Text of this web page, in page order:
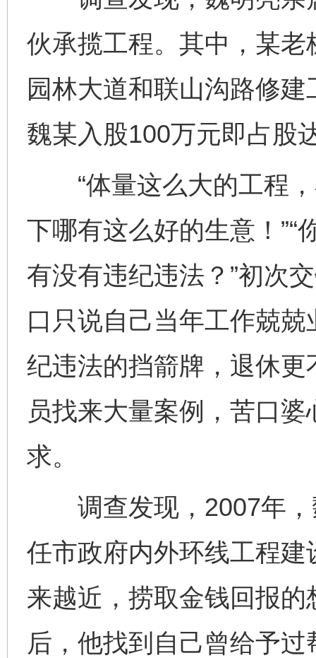
伙承揽工程。其中，某
园林大道和联山沟路修
魏某入股100万元即占股
“体量这么大的工程，
下哪有这么好的生意！”“
有没有违纪违法？”初次
口只说自己当年工作兢
纪违法的挡箭牌，退休更
员找来大量案例，苦口
求。
调查发现，2007年，
任市政府内外环线工程
来越近，捞取金钱回报
后，他找到自己曾给予